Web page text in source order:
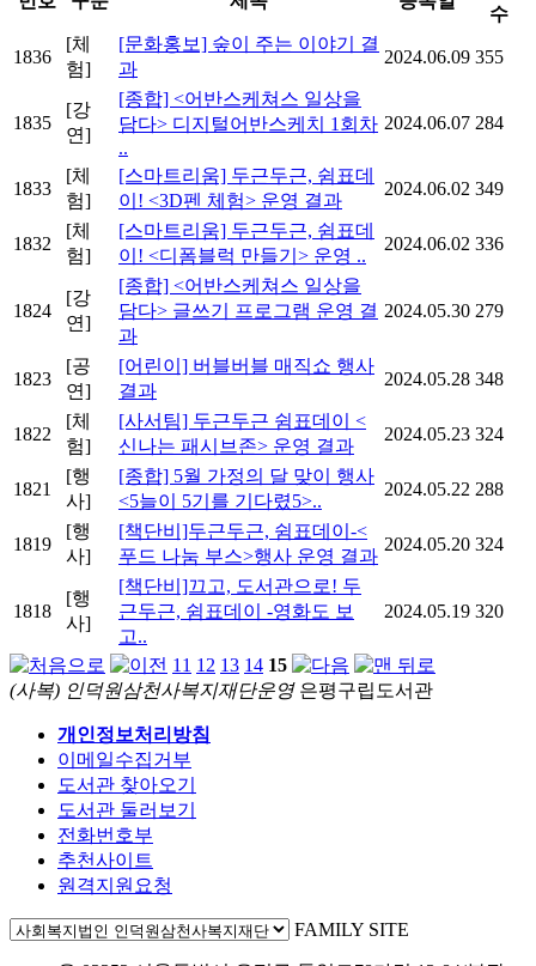
수
1836
[체
험]
[문화홍보] 숲이 주는 이야기 결
과
2024.06.09 355
1835
[강
연]
[종합] <어반스케쳐스 일상을
담다> 디지털어반스케치 1회차
..
2024.06.07 284
1833
[체
험]
[스마트리움] 두근두근, 쉼표데
이! <3D펜 체험> 운영 결과
2024.06.02 349
1832
[체
험]
[스마트리움] 두근두근, 쉼표데
이! <디폼블럭 만들기> 운영 ..
2024.06.02 336
1824
[강
연]
[종합] <어반스케쳐스 일상을
담다> 글쓰기 프로그램 운영 결
과
2024.05.30 279
1823
[공
연]
[어린이] 버블버블 매직쇼 행사
결과
2024.05.28 348
1822
[체
험]
[사서팀] 두근두근 쉼표데이 <
신나는 패시브존> 운영 결과
2024.05.23 324
1821
[행
사]
[종합] 5월 가정의 달 맞이 행사
<5늘이 5기를 기다렸5>..
2024.05.22 288
1819
[행
사]
[책단비]두근두근, 쉼표데이-<
푸드 나눔 부스>행사 운영 결과
2024.05.20 324
1818
[행
사]
[책단비]끄고, 도서관으로! 두
근두근, 쉼표데이 -영화도 보
고..
2024.05.19 320
11 12 13 14 15
(사복) 인덕원삼천사복지재단운영은평구립도서관
개인정보처리방침
이메일수집거부
도서관 찾아오기
도서관 둘러보기
전화번호부
추천사이트
원격지원요청
FAMILY SITE